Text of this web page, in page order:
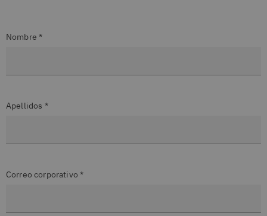
Nombre *
Apellidos *
Correo corporativo *